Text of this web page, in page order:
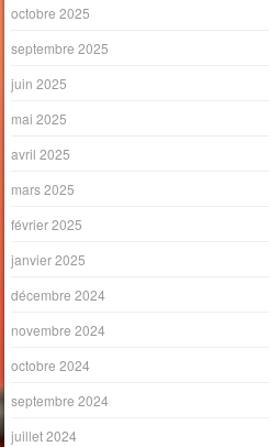
octobre 2025
septembre 2025
juin 2025
mai 2025
avril 2025
mars 2025
février 2025
janvier 2025
décembre 2024
novembre 2024
octobre 2024
septembre 2024
juillet 2024